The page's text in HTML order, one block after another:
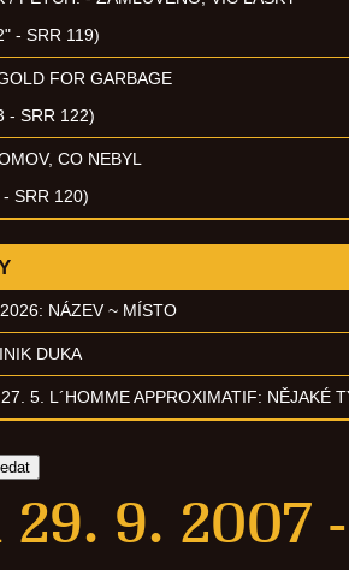
- SRR 119)
FOR GARBAGE
- SRR 122)
CO NEBYL
SRR 120)
NÁZEV ~ MÍSTO
DUKA
27. 5. L´HOMME APPROXIMATIF: NĚJAKÉ
29. 9. 2007